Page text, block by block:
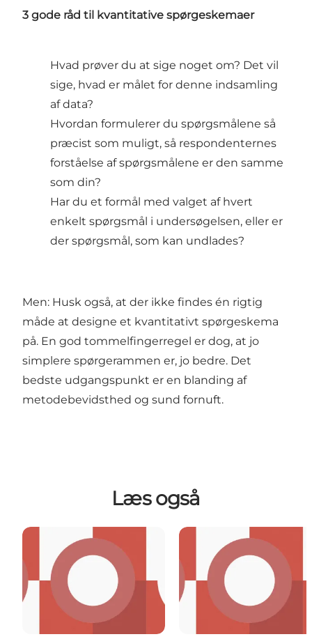
3 gode råd til kvantitative spørgeskemaer
Hvad prøver du at sige noget om? Det vil
sige, hvad er målet for denne indsamling
af data?
Hvordan formulerer du spørgsmålene så
præcist som muligt, så respondenternes
forståelse af spørgsmålene er den samme
som din?
Har du et formål med valget af hvert
enkelt spørgsmål i undersøgelsen, eller er
der spørgsmål, som kan undlades?
Men: Husk også, at der ikke findes én rigtig
måde at designe et kvantitativt spørgeskema
på. En god tommelfingerregel er dog, at jo
simplere spørgerammen er, jo bedre. Det
bedste udgangspunkt er en blanding af
metodebevidsthed og sund fornuft.
Læs også